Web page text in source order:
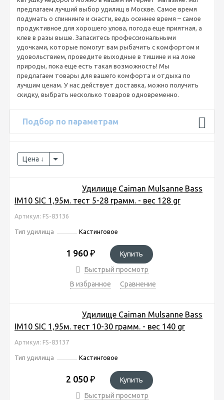
предлагаем лучший выбор удилищ в Москве. Самое время
подумать о спиннинге и снасти, ведь осеннее время – самое
продуктивное для хорошего улова, погода еще приятная, а
клев в разы выше. Запаситесь профессиональными
удочками, которые помогут вам рыбачить с комфортом и
удовольствием, проведите выходные в тишине и на лоне
природы, пока еще есть такая возможность! Мы
предлагаем товары для вашего комфорта и отдыха по
лучшим ценам. У нас действует доставка, можно получить
скидку, выбрать несколько товаров одновременно.
Подбор по параметрам
Цена
Удилище Caiman Mulsanne Bass
IM10 SIC 1,95м. тест 5-28 грамм. - вес 128 gr
Артикул: FS-83136
Тип удилища Кастинговое
1 960 ₽
Купить
Быстрый просмотр
В избранное
Сравнение
Удилище Caiman Mulsanne Bass
IM10 SIC 1,95м. тест 10-30 грамм. - вес 140 gr
Артикул: FS-83137
Тип удилища Кастинговое
2 050 ₽
Купить
Быстрый просмотр